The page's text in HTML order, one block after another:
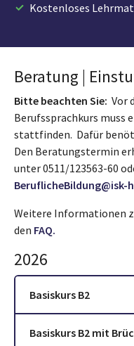
Kostenloses
Beratung |
Bitte beachten Sie: Vor
Berufssprachkurs muss
stattfinden. Dafür
Den Beratungstermin
unter 0511/123563-60
BeruflicheBildung@isk-
Weitere Informationen
den FAQ.
2026
Basiskurs B2
Basiskurs B2 mit